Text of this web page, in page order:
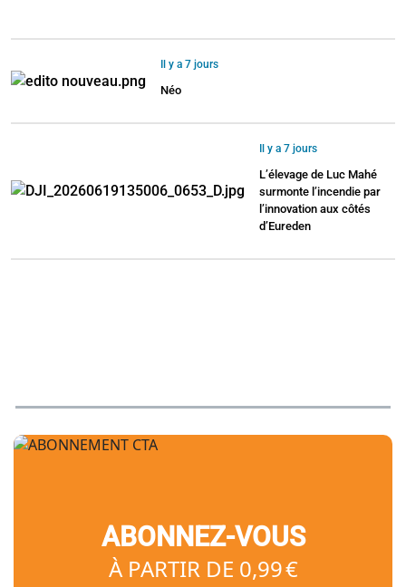
Il y a 7 jours
Néo
Il y a 7 jours
L’élevage de Luc Mahé
surmonte l’incendie par
l’innovation aux côtés
d’Eureden
ABONNEZ-VOUS
À PARTIR DE 0,99 €